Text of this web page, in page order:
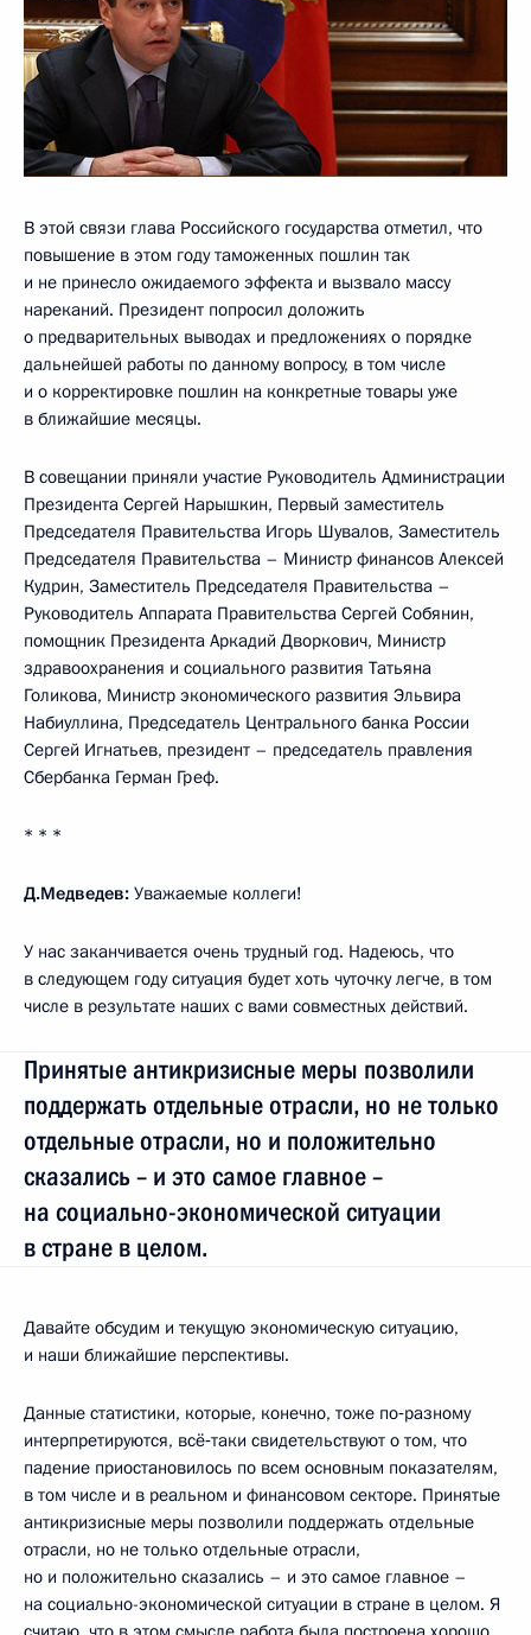
В этой связи глава Российского государства отметил, что
повышение в этом году таможенных пошлин так
и не принесло ожидаемого эффекта и вызвало массу
нареканий. Президент попросил доложить
о предварительных выводах и предложениях о порядке
дальнейшей работы по данному вопросу, в том числе
и о корректировке пошлин на конкретные товары уже
в ближайшие месяцы.
В совещании приняли участие Руководитель Администрации
Президента Сергей Нарышкин, Первый заместитель
Председателя Правительства Игорь Шувалов, Заместитель
Председателя Правительства – Министр финансов Алексей
Кудрин, Заместитель Председателя Правительства –
Руководитель Аппарата Правительства Сергей Собянин,
помощник Президента Аркадий Дворкович, Министр
здравоохранения и социального развития Татьяна
Голикова, Министр экономического развития Эльвира
Набиуллина, Председатель Центрального банка России
Сергей Игнатьев, президент – председатель правления
Сбербанка Герман Греф.
* * *
Д.Медведев: Уважаемые коллеги!
У нас заканчивается очень трудный год. Надеюсь, что
в следующем году ситуация будет хоть чуточку легче, в том
числе в результате наших с вами совместных действий.
Принятые антикризисные меры позволили
поддержать отдельные отрасли, но не только
отдельные отрасли, но и положительно
сказались – и это самое главное –
на социально-экономической ситуации
в стране в целом.
Давайте обсудим и текущую экономическую ситуацию,
и наши ближайшие перспективы.
Данные статистики, которые, конечно, тоже по‑разному
интерпретируются, всё‑таки свидетельствуют о том, что
падение приостановилось по всем основным показателям,
в том числе и в реальном и финансовом секторе. Принятые
антикризисные меры позволили поддержать отдельные
отрасли, но не только отдельные отрасли,
но и положительно сказались – и это самое главное –
на социально-экономической ситуации в стране в целом. Я